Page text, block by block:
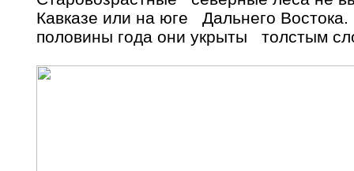
Кавказе или на юге Дальнего
половины года они укрыты толстым